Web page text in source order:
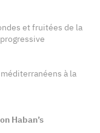
et fruitées de la
à la
Haban’s